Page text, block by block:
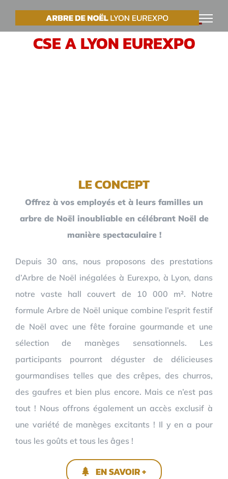
PasserVOTRE ARBRE DE NOËL
CSE A LYON EUREXPO
LE CONCEPT
Offrez à vos employés et à leurs familles un
arbre de Noël inoubliable en célébrant Noël de
manière spectaculaire !
Depuis 30 ans, nous proposons des prestations
d’Arbre de Noël inégalées à Eurexpo, à Lyon, dans
notre vaste hall couvert de 10 000 m². Notre
formule Arbre de Noël unique combine l’esprit festif
de Noël avec une fête foraine gourmande et une
sélection de manèges sensationnels. Les
participants pourront déguster de délicieuses
gourmandises telles que des crêpes, des churros,
des gaufres et bien plus encore. Mais ce n’est pas
tout ! Nous offrons également un accès exclusif à
une variété de manèges excitants ! Il y en a pour
tous les goûts et tous les âges !
EN SAVOIR +